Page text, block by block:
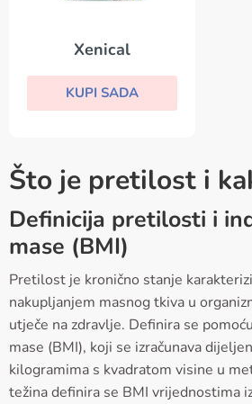
Xenical
KUPI SADA
Što je pretilost i
Definicija pretilosti i
mase (BMI)
Pretilost je kronično stanje
nakupljanjem masnog tkiva u
utječe na zdravlje. Definira se
mase (BMI), koji se izračunava
kilogramima s kvadratom visine u
težina definira se BMI vrijednostima